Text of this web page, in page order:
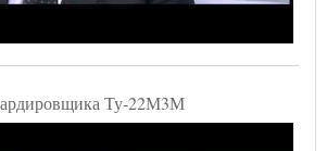
Ту-22М3М